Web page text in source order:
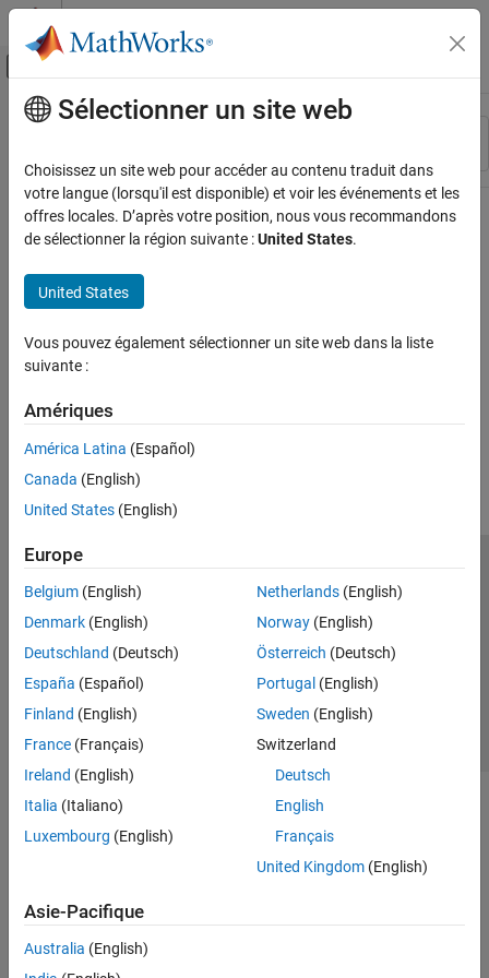
Passer au contenu
Activer/désactiver l'affichage du menu
Ressource
Contenu principal
Sélectionner un site web
Choisissez un site web pour accéder au contenu traduit dans
votre langue (lorsqu'il est disponible) et voir les événements et les
offres locales. D’après votre position, nous vous recommandons
de sélectionner la région suivante :United States.
United States
Vous pouvez également sélectionner un site web dans la liste
suivante :
Amériques
América Latina (Español)
Canada (English)
United States (English)
Europe
Belgium (English)
Denmark (English)
Deutschland (Deutsch)
España (Español)
Finland (English)
France (Français)
Ireland (English)
Italia (Italiano)
Luxembourg (English)
Netherlands(English)
Norway(English)
Österreich (Deutsch)
Portugal (English)
Sweden (English)
Switzerland
Deutsch
English
Français
United Kingdom(English)
Asie-Pacifique
Australia (English)
Lutte anti-piratage
Contacts locaux
© 1994-2026 The MathWorks, Inc.